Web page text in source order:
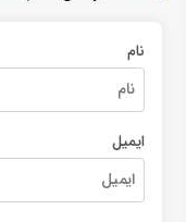
نام
ایمیل